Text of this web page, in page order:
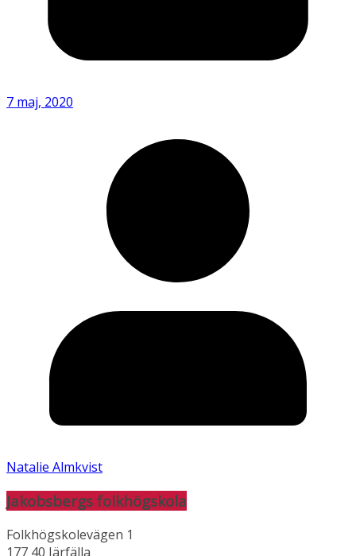
7 maj, 2020
Natalie Almkvist
Jakobsbergs folkhögskola
Folkhögskolevägen 1
177 40 Järfälla